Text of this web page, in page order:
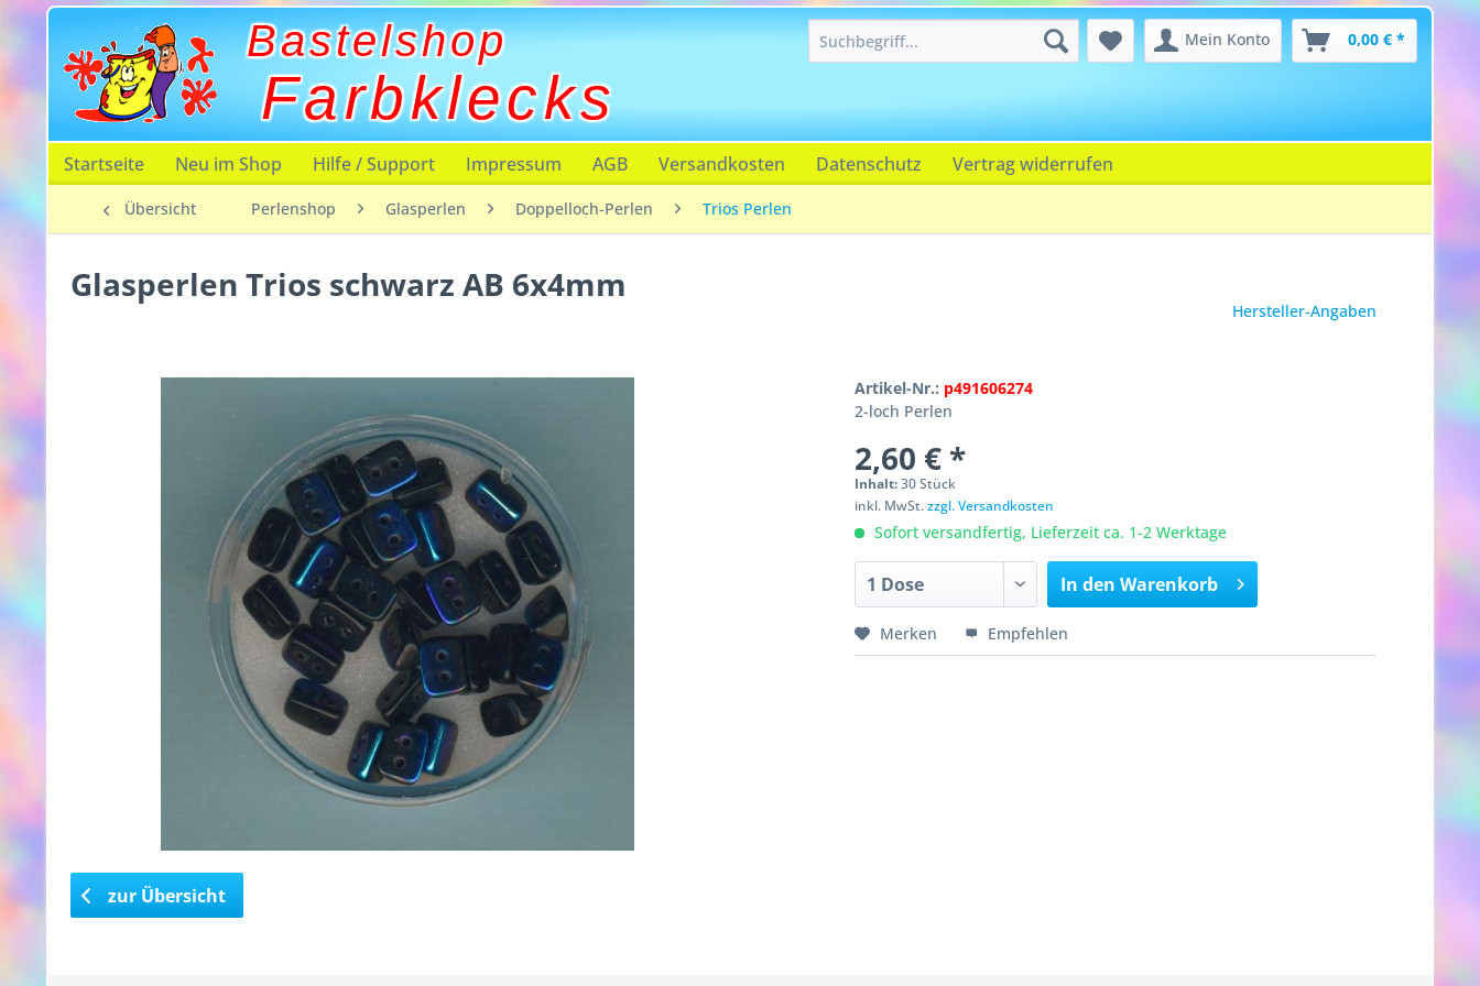
Bastelshop
Farbklecks
Mein Konto 0,00 € *
Startseite Neu im Shop Hilfe / Support Impressum AGB Versandkosten Datenschutz Vertrag widerrufen
Übersicht Perlenshop Glasperlen Doppelloch-Perlen Trios Perlen
Glasperlen Trios schwarz AB 6x4mm
Hersteller-Angaben
Artikel-Nr.: p491606274
2-loch Perlen
2,60 € *
Inhalt:30 Stück
inkl. MwSt.zzgl. Versandkosten
Sofort versandfertig, Lieferzeit ca. 1-2 Werktage
In den Warenkorb
Merken Empfehlen
zur Übersicht